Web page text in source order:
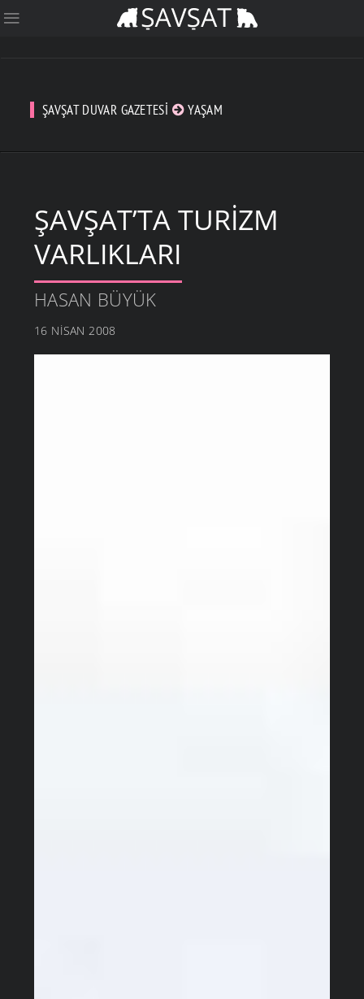
ŞAVŞAT DUVAR GAZETESI YAŞAM
ŞAVŞAT’TA TURIZM
VARLIKLARI
HASAN BÜYÜK
16 NISAN 2008